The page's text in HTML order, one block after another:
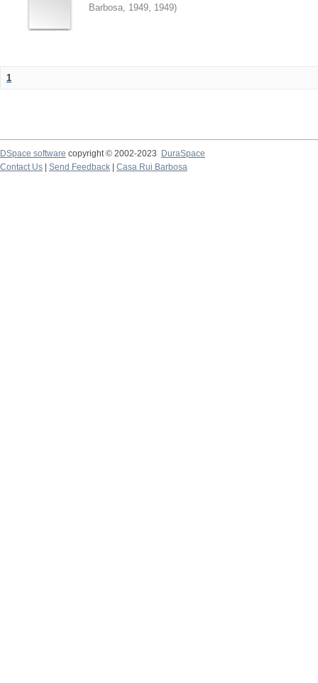
Barbosa, 1949, 1949)
1
DSpace software copyright © 2002-2023
DuraSpace
Contact Us
Send Feedback Casa Rui Barbosa